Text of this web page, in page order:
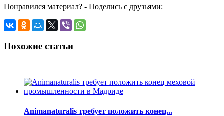
Понравился материал? - Поделись с друзьями:
Похожие статьи
Animanaturalis требует положить конец...